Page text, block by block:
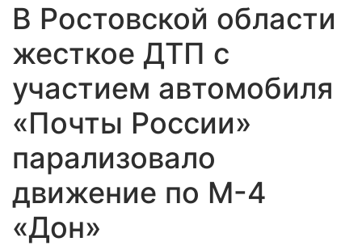
В Ростовской области
жесткое ДТП с
участием автомобиля
«Почты России»
парализовало
движение по М-4
«Дон»